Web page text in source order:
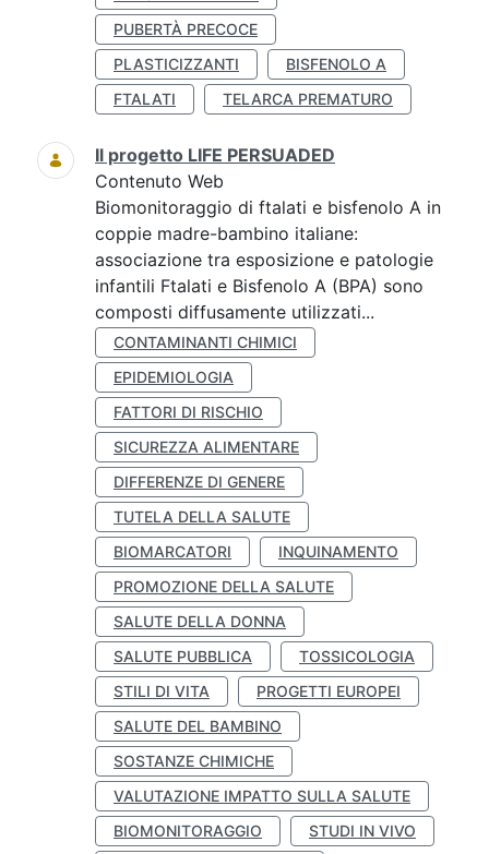
PUBERTÀ PRECOCE
PLASTICIZZANTI
BISFENOLO A
FTALATI
TELARCA PREMATURO
Il progetto LIFE PERSUADED
Contenuto Web
Biomonitoraggio di ftalati e bisfenolo A in
coppie madre-bambino italiane:
associazione tra esposizione e patologie
infantili Ftalati e Bisfenolo A (BPA) sono
composti diffusamente utilizzati...
CONTAMINANTI CHIMICI
EPIDEMIOLOGIA
FATTORI DI RISCHIO
SICUREZZA ALIMENTARE
DIFFERENZE DI GENERE
TUTELA DELLA SALUTE
BIOMARCATORI
INQUINAMENTO
PROMOZIONE DELLA SALUTE
SALUTE DELLA DONNA
SALUTE PUBBLICA
TOSSICOLOGIA
STILI DI VITA
PROGETTI EUROPEI
SALUTE DEL BAMBINO
SOSTANZE CHIMICHE
VALUTAZIONE IMPATTO SULLA SALUTE
BIOMONITORAGGIO
STUDI IN VIVO